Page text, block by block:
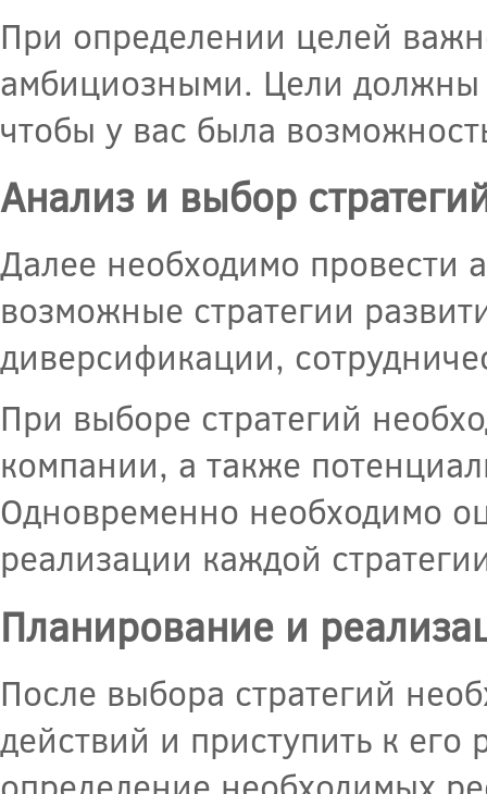
При определении целей
амбициозными. Цели должны
чтобы у вас была
Анализ и выбор
Далее необходимо провести
возможные стратегии
диверсификации,
При выборе стратегий
компании, а также
Одновременно необходимо
реализации каждой
Планирование и
После выбора стратегий
действий и приступить к